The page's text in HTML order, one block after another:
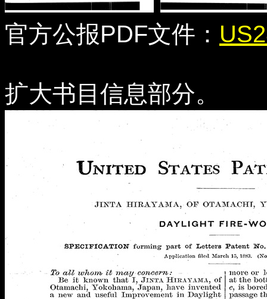
官方公报PDF文件：
扩大书目信息部分。